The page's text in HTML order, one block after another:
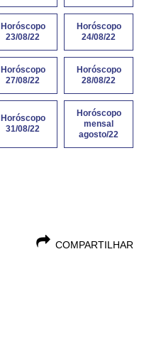
Horóscopo
23/08/22
Horóscopo
24/08/22
Horóscopo
27/08/22
Horóscopo
28/08/22
Horóscopo
31/08/22
Horóscopo
mensal
agosto/22
COMPARTILHAR